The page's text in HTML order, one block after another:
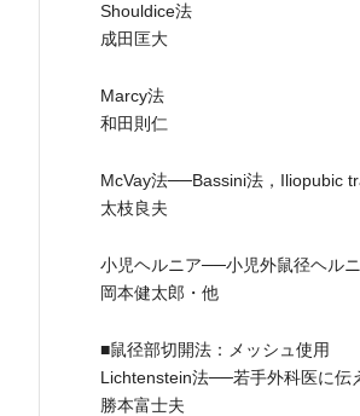
Shouldice法
成田匡大
Marcy法
和田則仁
McVay法──Bassini法，Iliopubic
太枝良夫
小児ヘルニア──小児外鼠径ヘル
岡本健太郎・他
■鼠径部切開法：メッシュ使用
Lichtenstein法──若手外科医に伝
勝本富士夫